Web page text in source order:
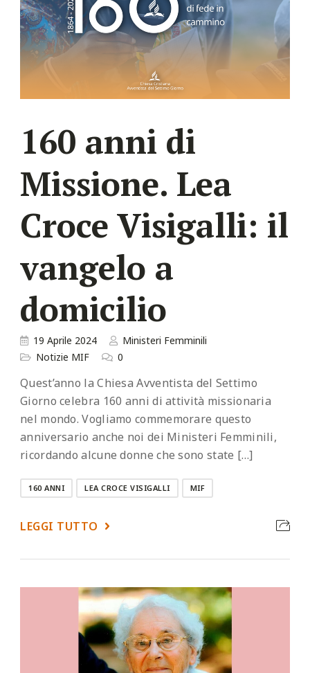
160 anni di
Missione. Lea
Croce Visigalli: il
vangelo a
domicilio
19 Aprile 2024
Ministeri Femminili
Notizie MIF
0
Quest’anno la Chiesa Avventista del Settimo
Giorno celebra 160 anni di attività missionaria
nel mondo. Vogliamo commemorare questo
anniversario anche noi dei Ministeri Femminili,
ricordando alcune donne che sono state […]
160 ANNI LEA CROCE VISIGALLI MIF
LEGGI TUTTO